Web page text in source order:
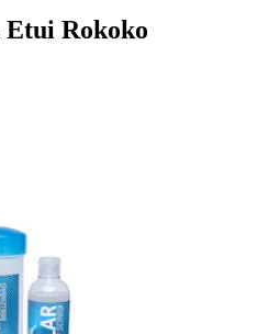
Etui Rokoko